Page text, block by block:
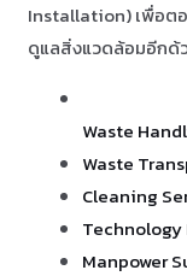
Installation) เพื่อต
ดูแลสิ่งแวดล้อมอีกด้
Waste
Waste
Cleaning
Manpower